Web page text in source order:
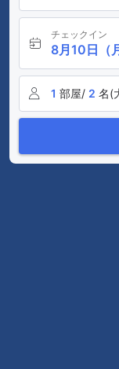
チェックイン
8月10日（
1 部屋/ 2 名(